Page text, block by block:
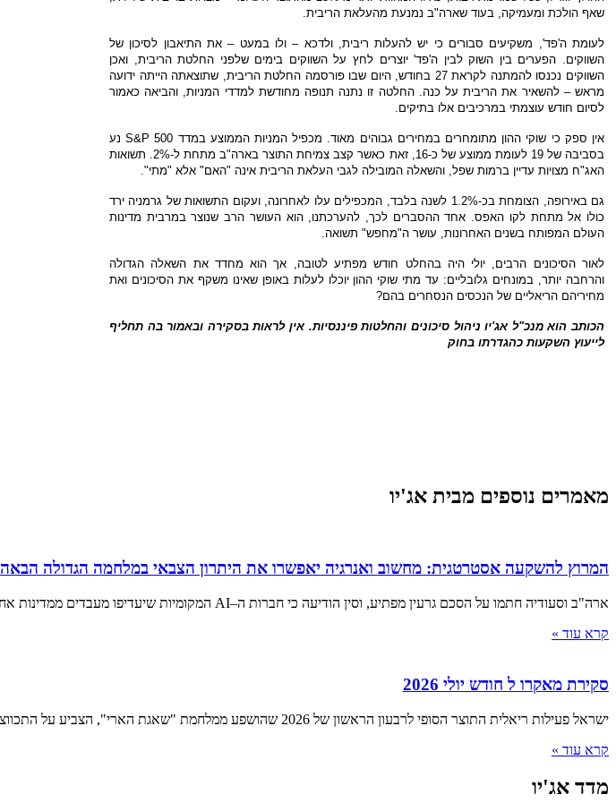
שאף הולכת ומעמיקה, בעוד שארה"ב נמנעת מהעלאת הריבית.
לעומת ה'פד', משקיעים סבורים כי יש להעלות ריבית, ולדכא – ולו במעט – את התיאבון לסיכון של
השווקים. הפערים בין השוק לבין ה'פד' יוצרים לחץ על השווקים בימים שלפני החלטת הריבית, ואכן
השווקים נכנסו להמתנה לקראת 27 בחודש, היום שבו פורסמה החלטת הריבית, שתוצאתה הייתה ידועה
מראש – להשאיר את הריבית על כנה. החלטה זו נתנה תנופה מחודשת למדדי המניות, והביאה כאמור
לסיום חודש עוצמתי במרכיבים אלו בתיקים.
אין ספק כי שוקי ההון מתומחרים במחירים גבוהים מאוד. מכפיל המניות הממוצע במדד 500 S&P נע
בסביבה של 19 לעומת ממוצע של כ-16, זאת כאשר קצב צמיחת התוצר בארה"ב מתחת ל-2%. תשואות
האג"ח מצויות עדיין ברמות שפל, והשאלה המובילה לגבי העלאת הריבית אינה "האם" אלא "מתי".
גם באירופה, הצומחת בכ-1.2% לשנה בלבד, המכפילים עלו לאחרונה, ועקום התשואות של גרמניה ירד
כולו אל מתחת לקו האפס. אחד ההסברים לכך, להערכתנו, הוא העושר הרב שנוצר במרבית מדינות
העולם המפותח בשנים האחרונות, עושר ה"מחפש" תשואה.
לאור הסיכונים הרבים, יולי היה בהחלט חודש מפתיע לטובה, אך הוא מחדד את השאלה הגדולה
והרחבה יותר, במונחים גלובליים: עד מתי שוקי ההון יוכלו לעלות באופן שאינו משקף את הסיכונים ואת
מחיריהם הריאליים של הנכסים הנסחרים בהם?
הכותב הוא מנכ"ל אג'יו ניהול סיכונים והחלטות פיננסיות. אין לראות בסקירה ובאמור בה תחליף
לייעוץ השקעות כהגדרתו בחוק
מאמרים נוספים מבית אג'יו
המרוץ להשקעה אסטרטגית: מחשוב ואנרגיה יאפשרו את היתרון הצבאי במלחמה הגדולה הבאה
ארה"ב וסעודיה חתמו על הסכם גרעין מפתיע, וסין הודיעה כי חברות ה–AI המקומיות שיעדיפו מעבדים ממדינות אחרות יואשמו בבגידה ■
קרא עוד »
סקירת מאקרו ל חודש יולי 2026
ישראל פעילות ריאלית התוצר הסופי לרבעון הראשון של 2026 שהושפע ממלחמת "שאגת הארי", הצביע על התכווצות של 3.8% שוק העבודה
קרא עוד »
מדד אג'יו